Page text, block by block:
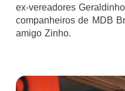
ex-vereadores
companheiros de MDB
amigo Zinho.